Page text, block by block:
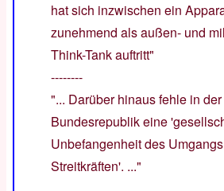
hat sich inzwischen ein
zunehmend als außen- und
Think-Tank auftritt"
--------
"... Darüber hinaus fehle in der
Bundesrepublik eine
Unbefangenheit des
Streitkräften'. ..."